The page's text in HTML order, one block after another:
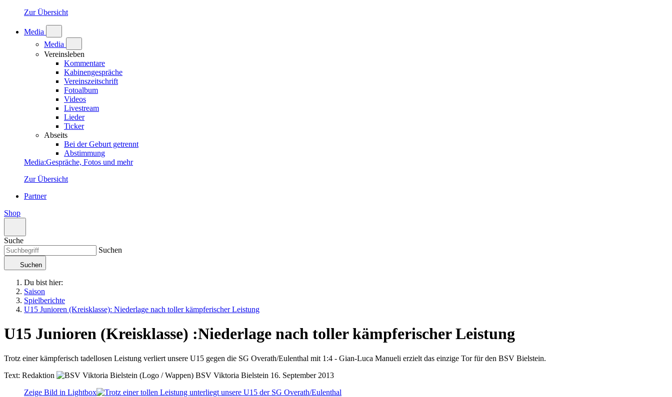
Zur Übersicht
Media
Media
Vereinsleben
Kommentare
Kabinengespräche
Vereinszeitschrift
Fotoalbum
Videos
Livestream
Lieder
Ticker
Abseits
Bei der Geburt getrennt
Abstimmung
Media:Gespräche, Fotos und mehr
Zur Übersicht
Partner
Shop
Suche
Suchen
Suchen
Du bist hier:
Saison
Spielberichte
U15 Junioren (Kreisklasse): Niederlage nach toller kämpferischer Leistung
U15 Junioren (Kreisklasse) :Niederlage nach toller kämpferischer Leistung
Trotz einer kämpferisch tadellosen Leistung verliert unsere U15 gegen die SG Overath/Eulenthal mit 1:4 - Gian-Luca Manueli erzielt das einzige Tor für den BSV Bielstein.
Text: Redaktion BSV Viktoria Bielstein 16. September 2013
Zeige Bild in Lightbox